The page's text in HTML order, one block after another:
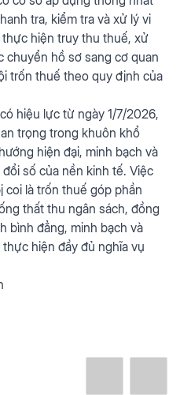
tra, kiểm tra và xử lý vi
hiện truy thu thuế, xử
chuyển hồ sơ sang cơ quan
trốn thuế theo quy định của
hiệu lực từ ngày 1/7/2026,
trọng trong khuôn khổ
hiện đại, minh bạch và
số của nền kinh tế. Việc
là trốn thuế góp phần
thất thu ngân sách, đồng
bình đẳng, minh bạch và
hiện đầy đủ nghĩa vụ